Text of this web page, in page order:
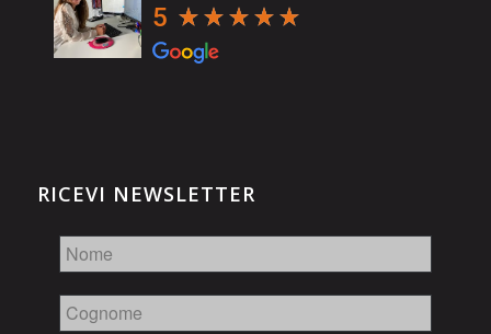
5
RICEVI NEWSLETTER
Nome
Cognome